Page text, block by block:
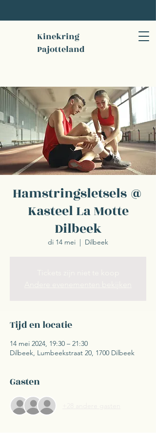
Kinekring
Pajotteland
Hamstringsletsels @
Kasteel La Motte
Dilbeek
di 14 mei
  |
Dilbeek
Tijd en locatie
14 mei 2024, 19:30 – 21:30
Dilbeek, Lumbeekstraat 20, 1700 Dilbeek
Gasten